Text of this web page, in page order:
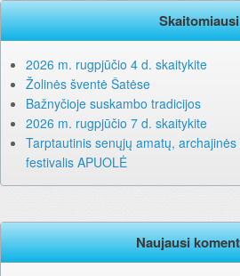
Skaitomiausi
2026 m. rugpjūčio 4 d. skaitykite
Žolinės šventė Šatėse
Bažnyčioje suskambo tradicijos
2026 m. rugpjūčio 7 d. skaitykite
Tarptautinis senųjų amatų,
festivalis APUOLĖ
Naujausi